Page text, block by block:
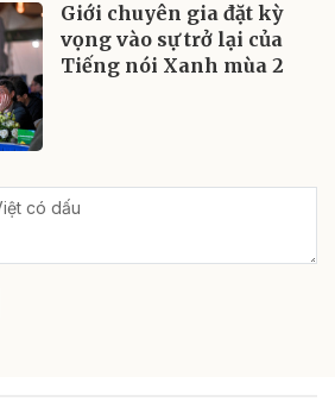
Giới chuyên gia đặt kỳ
vọng vào sự trở lại của
Tiếng nói Xanh mùa 2